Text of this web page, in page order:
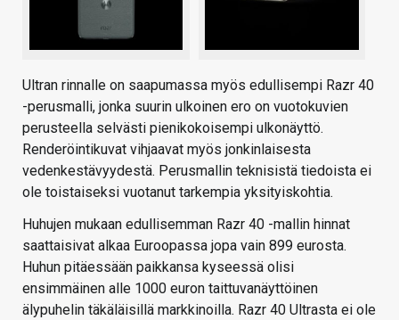
Ultran rinnalle on saapumassa myös edullisempi Razr 40
-perusmalli, jonka suurin ulkoinen ero on vuotokuvien
perusteella selvästi pienikokoisempi ulkonäyttö.
Renderöintikuvat vihjaavat myös jonkinlaisesta
vedenkestävyydestä. Perusmallin teknisistä tiedoista ei
ole toistaiseksi vuotanut tarkempia yksityiskohtia.
Huhujen mukaan edullisemman Razr 40 -mallin hinnat
saattaisivat alkaa Euroopassa jopa vain 899 eurosta.
Huhun pitäessään paikkansa kyseessä olisi
ensimmäinen alle 1000 euron taittuvanäyttöinen
älypuhelin täkäläisillä markkinoilla. Razr 40 Ultrasta ei ole